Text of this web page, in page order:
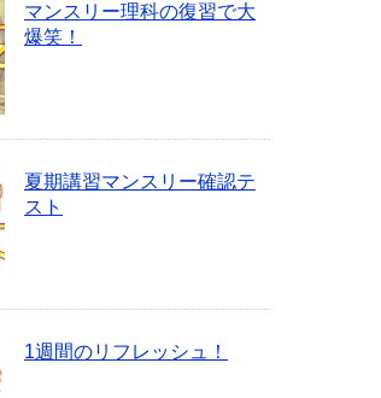
マンスリー理科の復習で大
爆笑！
夏期講習マンスリー確認テ
スト
1週間のリフレッシュ！